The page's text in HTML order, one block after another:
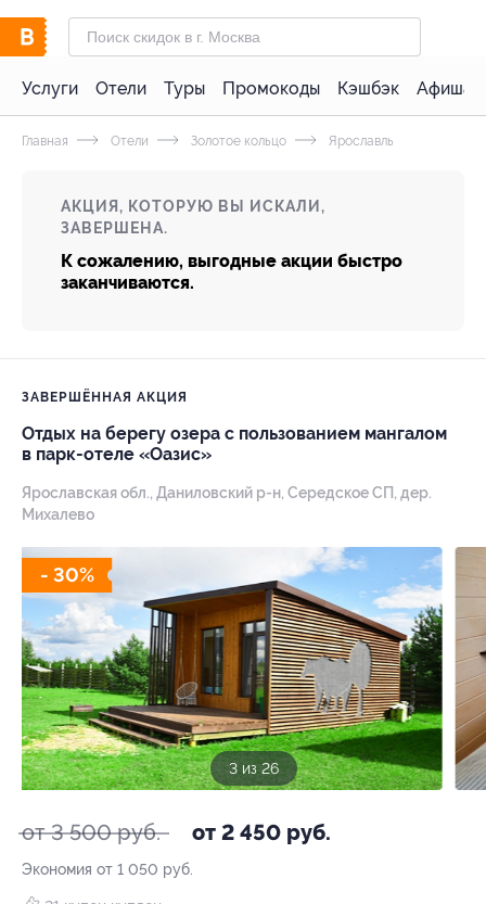
Услуги Отели Туры Промокоды Кэшбэк Афиша
Главная Отели Золотое кольцо Ярославль
АКЦИЯ, КОТОРУЮ ВЫ ИСКАЛИ,
ЗАВЕРШЕНА.
К сожалению, выгодные акции быстро
заканчиваются.
ЗАВЕРШЁННАЯ АКЦИЯ
Отдых на берегу озера с пользованием мангалом
в парк-отеле «Оазис»
Ярославская обл., Даниловский р-н, Середское СП, дер.
Михалево
- 30%
3 из 26
от 3 500 руб. от 2 450 руб.
Экономия от 1 050 руб.